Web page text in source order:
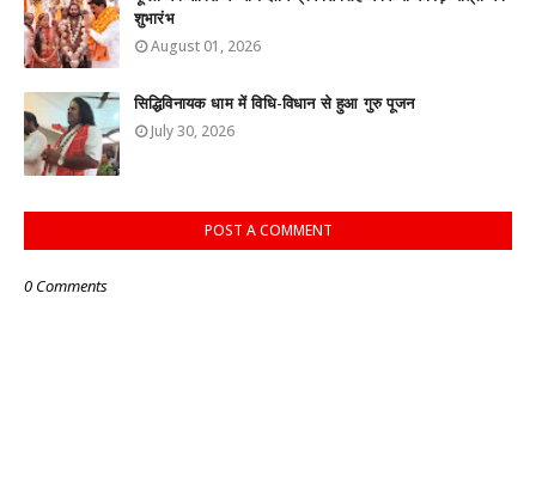
शुभारंभ
August 01, 2026
सिद्धिविनायक धाम में विधि-विधान से हुआ गुरु पूजन
July 30, 2026
POST A COMMENT
0 Comments